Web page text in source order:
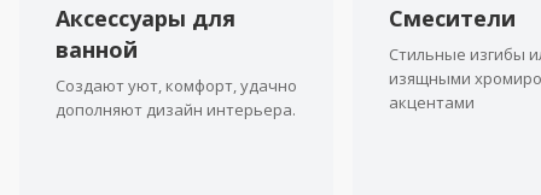
Аксессуары для
ванной
Создают уют, комфорт, удачно
дополняют дизайн интерьера.
Смесители
Стильные изгибы
изящными
акцентами